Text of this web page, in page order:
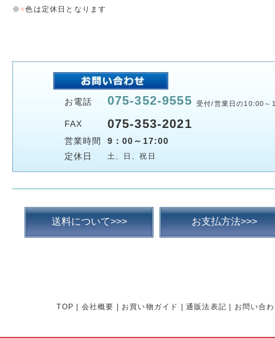
※ ■色は定休日となります
お電話 075-352-9555 受付/営業日の10:00～
FAX 075-353-2021
営業時間
9：00～17:00
定休日
土、日、祝日
送料について>>> お支払方法>>>
TOP 会社概要 お買い物ガイド 通販法表記 お問い合